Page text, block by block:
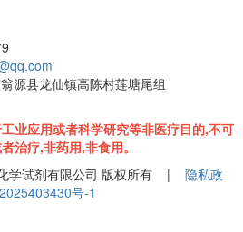
源县龙仙镇高陈村莲塘尾组
业应用或者科学研究等非医疗目的,不可
治疗,非药用,非食用。
学试剂有限公司 版权所有 | 隐私政
号-1